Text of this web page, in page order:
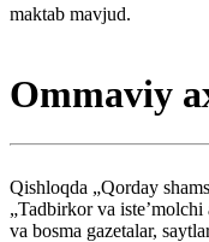
maktab mavjud.
Ommaviy
Qishloqda „Qorday
„Tadbirkor va
va bosma gazetalar,